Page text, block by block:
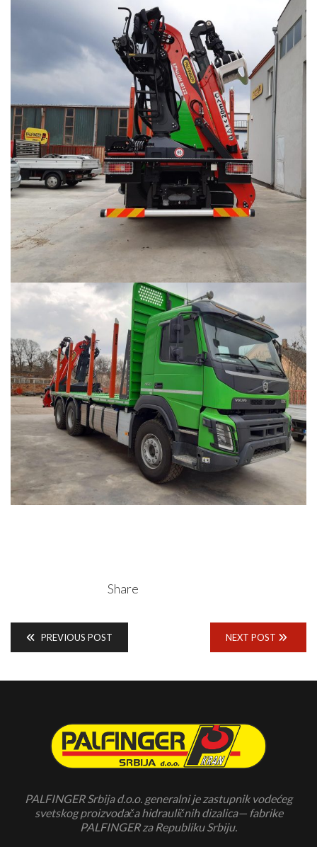
Share
PREVIOUS POST NEXT POST
PALFINGER Srbija d.o.o. generalni je zastupnik vodećeg
svetskog proizvodača hidrauličnih dizalica— fabrike
PALFINGER za Republiku Srbiju.